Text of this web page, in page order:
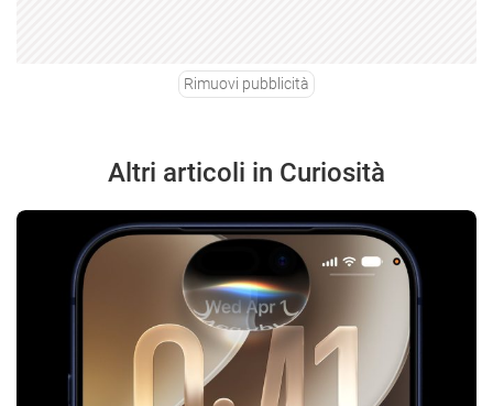
Rimuovi pubblicità
Altri articoli in Curiosità